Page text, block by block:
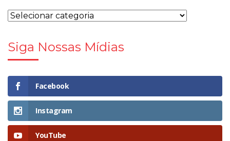
Siga Nossas Mídias
Facebook
Instagram
YouTube